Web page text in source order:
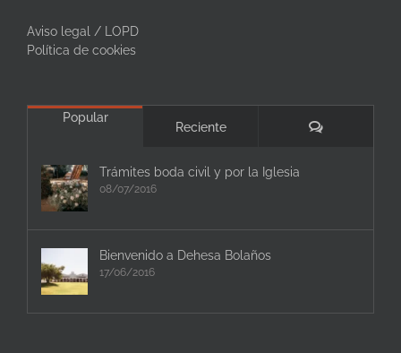
Aviso legal / LOPD
Política de cookies
Popular
Reciente Comentarios
Trámites boda civil y por la Iglesia
08/07/2016
Bienvenido a Dehesa Bolaños
17/06/2016